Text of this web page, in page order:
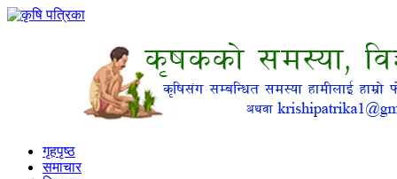
गृहपृष्ठ
समाचार